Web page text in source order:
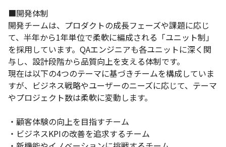
■開発体制
開発チームは、プロダクトの成長フェーズや課題に応じ
て、半年から1年単位で柔軟に編成される「ユニット制」
を採用しています。QAエンジニアも各ユニットに深く関
与し、設計段階から品質向上を支える体制です。
現在は以下の4つのテーマに基づきチームを構成していま
すが、ビジネス戦略やユーザーのニーズに応じて、テーマ
やプロジェクト数は柔軟に変動します。
・顧客体験の向上を目指すチーム
・ビジネスKPIの改善を追求するチーム